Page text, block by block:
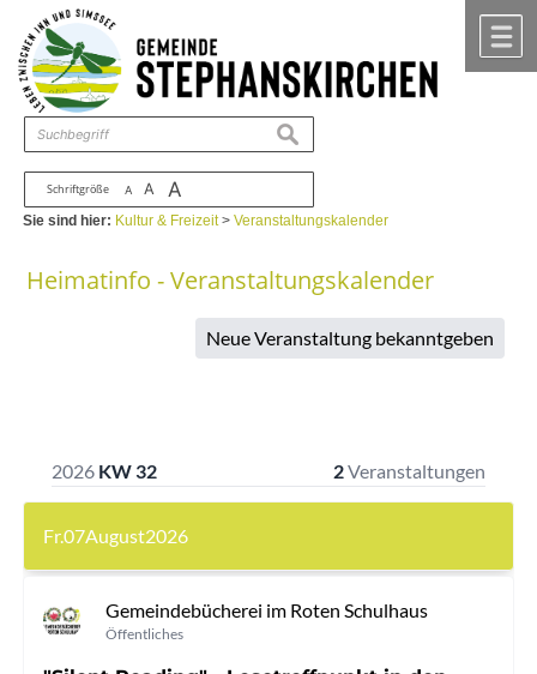
Zum Inhalt ,zur Navigation
Schriftgröße A A A
suchen
Sie sind hier: Kultur & Freizeit>Veranstaltungskalender
Heimatinfo - Veranstaltungskalender